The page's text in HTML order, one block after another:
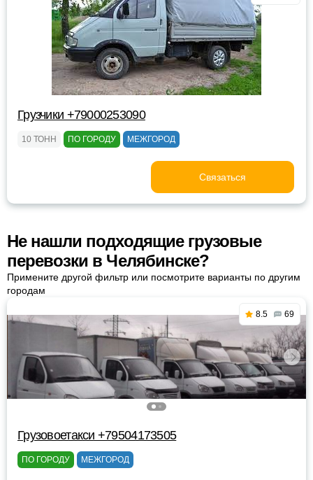
Грузчики +79000253090
10 ТОНН ПО ГОРОДУ МЕЖГОРОД
Связаться
Не нашли подходящие грузовые
перевозки в Челябинске?
Примените другой фильтр или посмотрите варианты по другим
городам
8.5 69
Грузовоетакси +79504173505
ПО ГОРОДУ МЕЖГОРОД